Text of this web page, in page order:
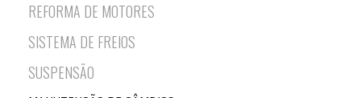
REFORMA DE MOTORES
SISTEMA DE FREIOS
SUSPENSÃO